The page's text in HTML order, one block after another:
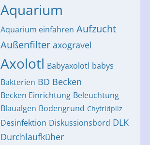
Aquarium
Aquarium einfahren Aufzucht
Außenfilter axogravel
Axolotl Babyaxolotl babys
Bakterien BD Becken
Becken Einrichtung Beleuchtung
Blaualgen Bodengrund Chytridpilz
Desinfektion Diskussionsbord DLK
Durchlaufküher